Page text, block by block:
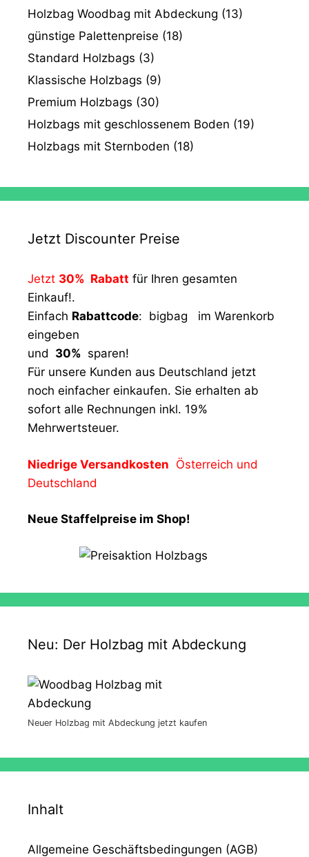
Holzbag Woodbag mit Abdeckung (13)
günstige Palettenpreise (18)
Standard Holzbags (3)
Klassische Holzbags (9)
Premium Holzbags (30)
Holzbags mit geschlossenem Boden (19)
Holzbags mit Sternboden (18)
Jetzt Discounter Preise
Jetzt 30% Rabatt für Ihren gesamten
Einkauf!.
Einfach Rabattcode: bigbag im Warenkorb
eingeben
und 30% sparen!
Für unsere Kunden aus Deutschland jetzt
noch einfacher einkaufen. Sie erhalten ab
sofort alle Rechnungen inkl. 19%
Mehrwertsteuer.
Niedrige Versandkosten Österreich und
Deutschland
Neue Staffelpreise im Shop!
Neu: Der Holzbag mit Abdeckung
Neuer Holzbag mit Abdeckung jetzt kaufen
Inhalt
Allgemeine Geschäftsbedingungen (AGB)